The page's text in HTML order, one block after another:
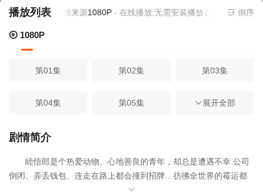
播放列表
当前资源来源1080P- 在线播放,无需安装播放器 倒序
1080P
第01集 第02集 第03集
第04集 第05集 第06集
第07集
第10集 第11集 第12集
展开全部
剧情简介
睦悟郎是个热爱动物、心地善良的青年，却总是遭遇不幸 公司
倒闭、弄丢钱包、连走在路上都会撞到招牌…彷彿全世界的霉运都
降临在他身上！某日，睦悟郎巧遇一个占卜师，人生从此由黑白变